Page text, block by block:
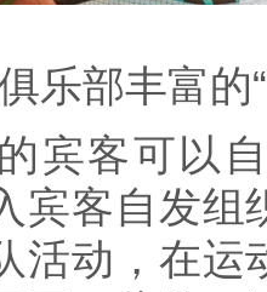
乐部丰富的
宾客可以
宾客自发
活动，在